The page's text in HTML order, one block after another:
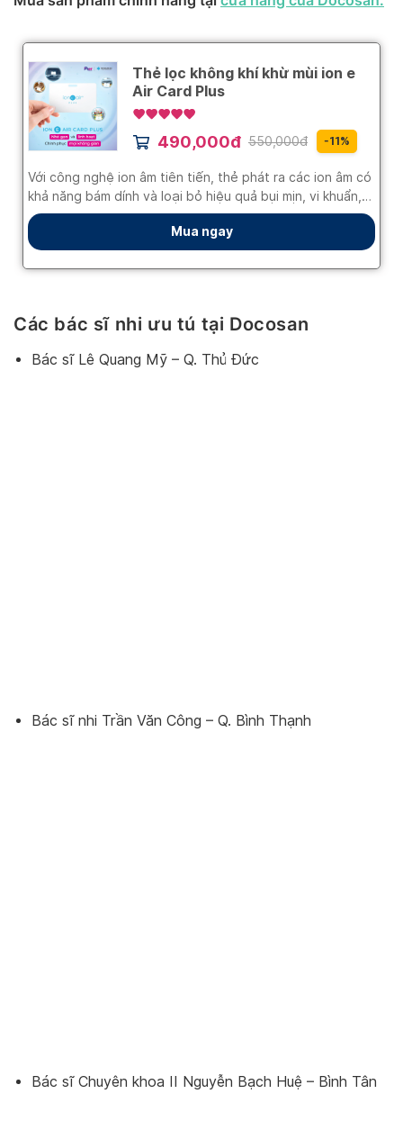
Các bác sĩ nhi ưu tú tại Docosan
Bác sĩ Lê Quang Mỹ – Q. Thủ Đức
Bác sĩ nhi Trần Văn Công – Q. Bình Thạnh
Bác sĩ Chuyên khoa II Nguyễn Bạch Huệ – Bình Tân